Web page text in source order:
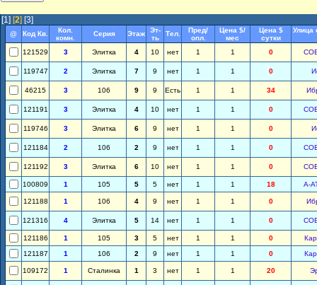
[1] [2] [3]
@ Код Кв.
Кол.
комн.
Серия Этаж
Эт-
ть
Тел.
Пред/
опл.
Цена $/
мес
Цена $
сутки
Улица
121529 3 Элитка 4 10 нет 1 1 0
119747 2 Элитка 7 9 нет 1 1 0
46215 3 106 9 9 Есть 1 1 34
121191 3 Элитка 4 10 нет 1 1 0
119746 3 Элитка 6 9 нет 1 1 0
121184 2 106 2 9 нет 1 1 0
121192 3 Элитка 6 10 нет 1 1 0
100809 1 105 5 5 нет 1 1 18 А-
121188 1 106 4 9 нет 1 1 0
121316 4 Элитка 5 14 нет 1 1 0
121186 1 105 3 5 нет 1 1 0
121187
1 106 2 9 нет 1 1 0
109172 1 Сталинка 1 3 нет 1 1 20